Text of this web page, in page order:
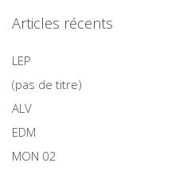
Articles récents
LEP
(pas de titre)
ALV
EDM
MON 02